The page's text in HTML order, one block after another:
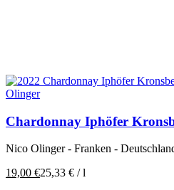
Chardonnay Iphöfer
Nico Olinger - Franken -
19,00 €25,33 € /l